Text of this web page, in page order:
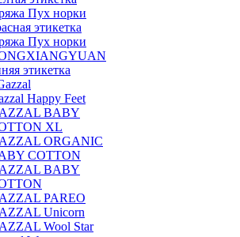
Пух норки
этикетка
Пух норки
этикетка
Happy Feet
BABY
XL
ORGANIC
COTTON
BABY
PAREO
Unicorn
Wool Star